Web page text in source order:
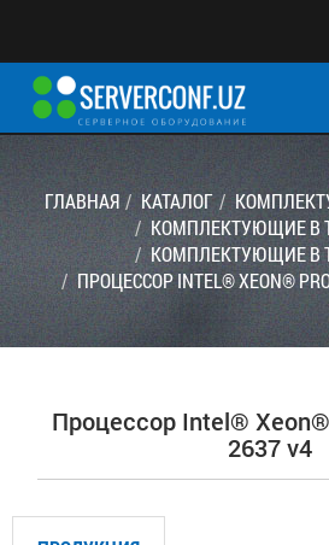
ГЛАВНАЯ
КАТАЛОГ
УСЛУГИ
Telegram:@serverconf_uz
Тел: (90) 932-18-00
ГЛАВНАЯ КАТАЛОГ
КОМПЛЕКТУЮЩИЕ В
КОМПЛЕКТУЮЩИЕ В
ПРОЦЕССОР INTEL® XEON®
Процессор Intel®
2637 v4